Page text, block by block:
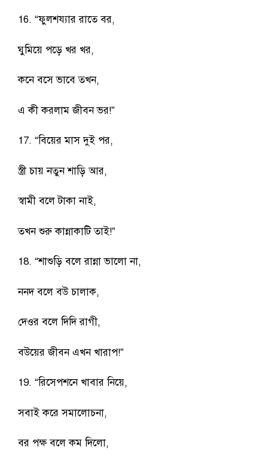
16. “ফুলশয্যার রাতে বর,
ঘুমিয়ে পড়ে খর খর,
কনে বসে ভাবে তখন,
এ কী করলাম জীবন ভর!”
17. “বিয়ের মাস দুই পর,
স্ত্রী চায় নতুন শাড়ি আর,
স্বামী বলে টাকা নাই,
তখন শুরু কান্নাকাটি তাই!”
18. “শাশুড়ি বলে রান্না ভালো না,
ননদ বলে বউ চালাক,
দেওর বলে দিদি রাগী,
বউয়ের জীবন এখন খারাপ!”
19. “রিসেপশনে খাবার নিয়ে,
সবাই করে সমালোচনা,
বর পক্ষ বলে কম দিলো,